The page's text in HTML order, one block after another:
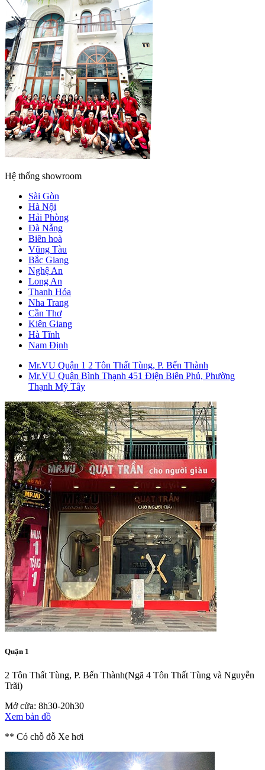
Hệ thống showroom
Sài Gòn
Hà Nội
Hải Phòng
Đà Nẵng
Biên hoà
Vũng Tàu
Bắc Giang
Nghệ An
Long An
Thanh Hóa
Nha Trang
Cần Thơ
Kiên Giang
Hà Tĩnh
Nam Định
Mr.VU Quận 1 2 Tôn Thất Tùng, P. Bến Thành
Mr.VU Quận Bình Thạnh 451 Điện Biên Phủ, Phường
Thạnh Mỹ Tây
Quận 1
2 Tôn Thất Tùng, P. Bến Thành(Ngã 4 Tôn Thất Tùng và Nguyễn
Trãi)
Mở cửa: 8h30-20h30
Xem bản đồ
** Có chỗ đỗ Xe hơi